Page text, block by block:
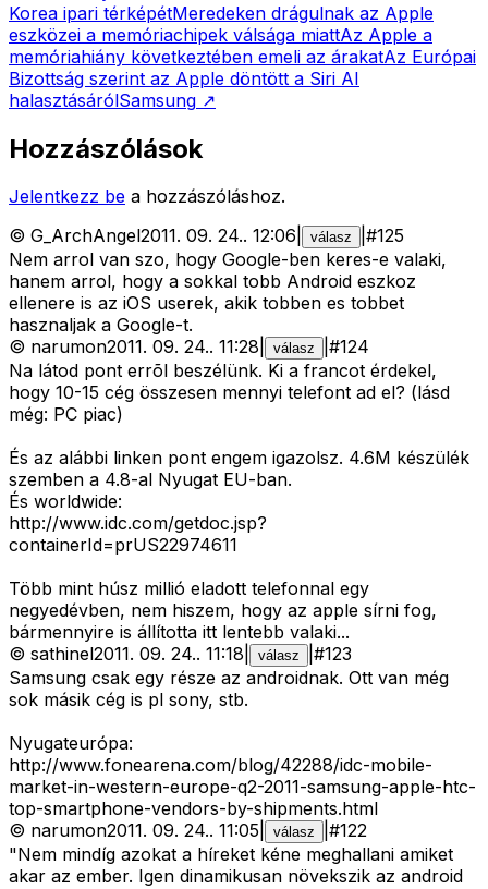
Korea ipari térképétMeredeken drágulnak az Apple
eszközei a memóriachipek válsága miattAz Apple a
memóriahiány következtében emeli az árakatAz Európai
Bizottság szerint az Apple döntött a Siri AI
halasztásárólSamsung ↗
Hozzászólások
Jelentkezz be a hozzászóláshoz.
© G_ArchAngel2011. 09. 24.. 12:06 válasz #125
Nem arrol van szo, hogy Google-ben keres-e valaki,
hanem arrol, hogy a sokkal tobb Android eszkoz
ellenere is az iOS userek, akik tobben es tobbet
hasznaljak a Google-t.
© narumon2011. 09. 24.. 11:28 válasz #124
Na látod pont errõl beszélünk. Ki a francot érdekel,
hogy 10-15 cég összesen mennyi telefont ad el? (lásd
még: PC piac)
És az alábbi linken pont engem igazolsz. 4.6M készülék
szemben a 4.8-al Nyugat EU-ban.
És worldwide:
http://www.idc.com/getdoc.jsp?
containerId=prUS22974611
Több mint húsz millió eladott telefonnal egy
negyedévben, nem hiszem, hogy az apple sírni fog,
bármennyire is állította itt lentebb valaki...
© sathinel2011. 09. 24.. 11:18 válasz #123
Samsung csak egy része az androidnak. Ott van még
sok másik cég is pl sony, stb.
Nyugateurópa:
http://www.fonearena.com/blog/42288/idc-mobile-
market-in-western-europe-q2-2011-samsung-apple-htc-
top-smartphone-vendors-by-shipments.html
© narumon2011. 09. 24.. 11:05 válasz #122
"Nem mindíg azokat a híreket kéne meghallani amiket
akar az ember. Igen dinamikusan növekszik az android